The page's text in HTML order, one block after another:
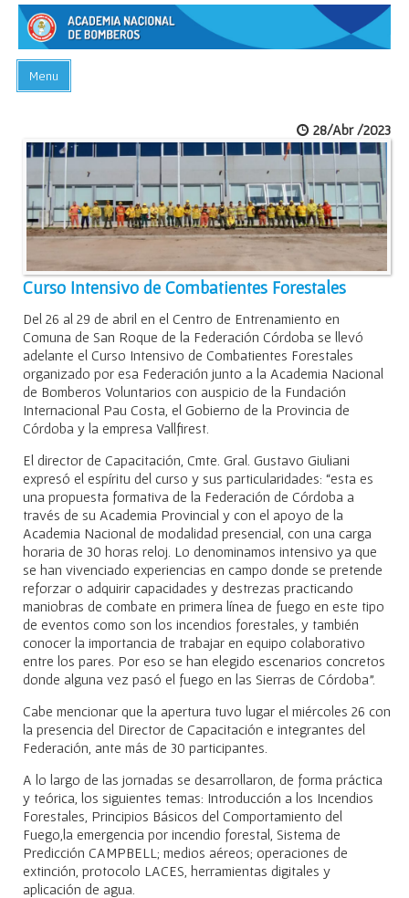
Menu
ACADEMIA
PREGUNTAS FRECUENTES
BIBLIOTECA
EVENTOS
CONTACTO
28/Abr /2023
Curso Intensivo de Combatientes Forestales
Del 26 al 29 de abril en el Centro de Entrenamiento en
Comuna de San Roque de la Federación Córdoba se llevó
adelante el Curso Intensivo de Combatientes Forestales
organizado por esa Federación junto a la Academia Nacional
de Bomberos Voluntarios con auspicio de la Fundación
Internacional Pau Costa, el Gobierno de la Provincia de
Córdoba y la empresa Vallfirest.
El director de Capacitación, Cmte. Gral. Gustavo Giuliani
expresó el espíritu del curso y sus particularidades: “esta es
una propuesta formativa de la Federación de Córdoba a
través de su Academia Provincial y con el apoyo de la
Academia Nacional de modalidad presencial, con una carga
horaria de 30 horas reloj. Lo denominamos intensivo ya que
se han vivenciado experiencias en campo donde se pretende
reforzar o adquirir capacidades y destrezas practicando
maniobras de combate en primera línea de fuego en este tipo
de eventos como son los incendios forestales, y también
conocer la importancia de trabajar en equipo colaborativo
entre los pares. Por eso se han elegido escenarios concretos
donde alguna vez pasó el fuego en las Sierras de Córdoba”.
Cabe mencionar que la apertura tuvo lugar el miércoles 26 con
la presencia del Director de Capacitación e integrantes del
Federación, ante más de 30 participantes.
A lo largo de las jornadas se desarrollaron, de forma práctica
y teórica, los siguientes temas: Introducción a los Incendios
Forestales, Principios Básicos del Comportamiento del
Fuego,la emergencia por incendio forestal, Sistema de
Predicción CAMPBELL; medios aéreos; operaciones de
extinción, protocolo LACES, herramientas digitales y
aplicación de agua.